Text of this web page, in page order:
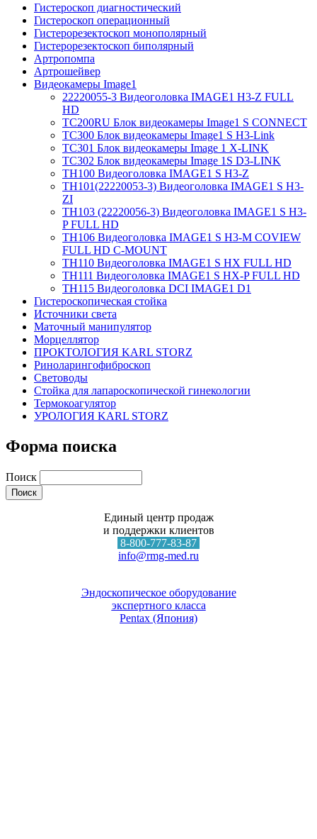
Гистероскоп диагностический
Гистероскоп операционный
Гистерорезектоскоп монополярный
Гистерорезектоскоп биполярный
Артропомпа
Артрошейвер
Видеокамеры Image1
22220055-3 Видеоголовка IMAGE1 H3-Z FULL
HD
TC200RU Блок видеокамеры Image1 S CONNECT
TC300 Блок видеокамеры Image1 S H3-Link
TC301 Блок видеокамеры Image 1 X-LINK
TC302 Блок видеокамеры Image 1S D3-LINK
TH100 Видеоголовка IMAGE1 S H3-Z
TH101(22220053-3) Видеоголовка IMAGE1 S H3-
ZI
TH103 (22220056-3) Видеоголовка IMAGE1 S H3-
P FULL HD
TH106 Видеоголовка IMAGE1 S H3-M COVIEW
FULL HD C-MOUNT
TH110 Видеоголовка IMAGE1 S HX FULL HD
TH111 Видеоголовка IMAGE1 S HX-P FULL HD
TH115 Видеоголовка DCI IMAGE1 D1
Гистероскопическая стойка
Источники света
Маточный манипулятор
Морцеллятор
ПРОКТОЛОГИЯ KARL STORZ
Риноларингофиброскоп
Световоды
Стойка для лапароскопической гинекологии
Термокоагулятор
УРОЛОГИЯ KARL STORZ
Форма поиска
Поиск
Единый центр продаж
и поддержки клиентов
8-800-777-83-87
info@rmg-med.ru
Эндоскопическое оборудование
экспертного класса
Pentax (Япония)